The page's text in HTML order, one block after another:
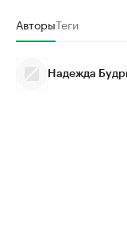
АвторыТеги
Надежда